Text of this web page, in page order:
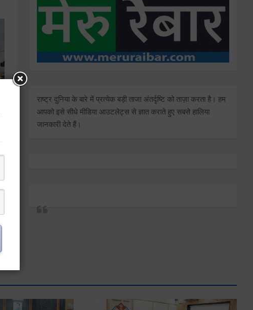
राष्ट्र दुनिया के बारे में प्रत्येक बड़ी ताजा अंतर्दृष्टि को ताज़ा करता है। हम
आपको इसे सीधे मीडिया आउटलेट्स से ज्ञात कराते हुए सबसे हालिया
जानकारी देते हैं।